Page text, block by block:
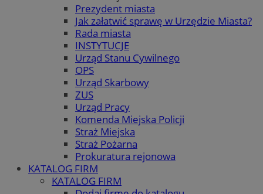
Prezydent miasta
Jak załatwić sprawę w Urzędzie Miasta?
Rada miasta
INSTYTUCJE
Urząd Stanu Cywilnego
OPS
Urząd Skarbowy
ZUS
Urząd Pracy
Komenda Miejska Policji
Straż Miejska
Straż Pożarna
Prokuratura rejonowa
KATALOG FIRM
KATALOG FIRM